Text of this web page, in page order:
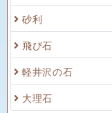
砂利
飛び石
軽井沢の石
大理石